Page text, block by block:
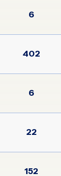
6
402
6
22
152